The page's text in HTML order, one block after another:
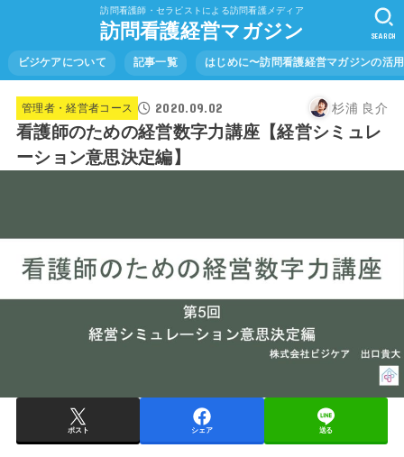
訪問看護師・セラピストによる訪問看護メディア
訪問看護経営マガジン
ビジケアについて 記事一覧 はじめに〜訪問看護経営マガジンの活
SEARCH
管理者・経営者コース 2020.09.02 杉浦 良介
看護師のための経営数字力講座【経営シミュレ
ーション意思決定編】
ポスト シェア 送る